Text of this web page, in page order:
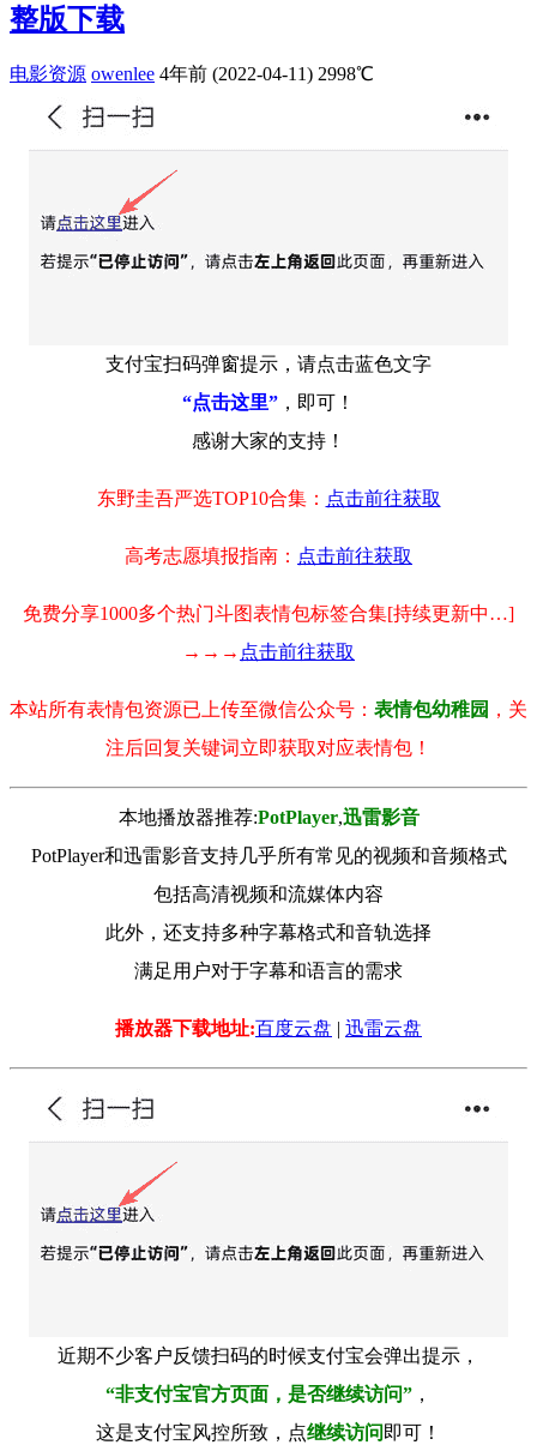
整版下载
电影资源 owenlee 4年前 (2022-04-11) 2998℃
支付宝扫码弹窗提示，请点击蓝色文字
“点击这里” ，即可！
感谢大家的支持！
东野圭吾严选TOP10合集： 点击前往获取
高考志愿填报指南： 点击前往获取
免费分享1000多个热门斗图表情包标签合集[持续更新中…]
→→→ 点击前往获取
本站所有表情包资源已上传至微信公众号： 表情包幼稚园 ，关
注后回复关键词立即获取对应表情包！
本地播放器推荐:РotРlayer,迅雷影音
PotPlayer和迅雷影音支持几乎所有常见的视频和音频格式
包括高清视频和流媒体内容
此外，还支持多种字幕格式和音轨选择
满足用户对于字幕和语言的需求
播放器下载地址:百度云盘 | 迅雷云盘
近期不少客户反馈扫码的时候支付宝会弹出提示，
“非支付宝官方页面，是否继续访问” ，
这是支付宝风控所致，点继续访问 即可！